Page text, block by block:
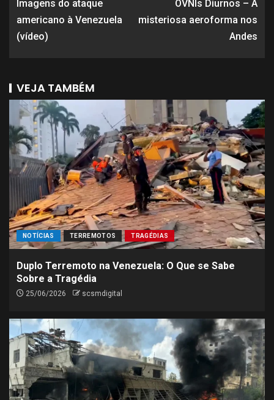
Imagens do ataque
americano à Venezuela
(vídeo)
OVNIs Diurnos – A
misteriosa aeroforma nos
Andes
VEJA TAMBÉM
NOTÍCIAS TERREMOTOS TRAGÉDIAS
Duplo Terremoto na Venezuela: O Que se Sabe
Sobre a Tragédia
25/06/2026 scsmdigital